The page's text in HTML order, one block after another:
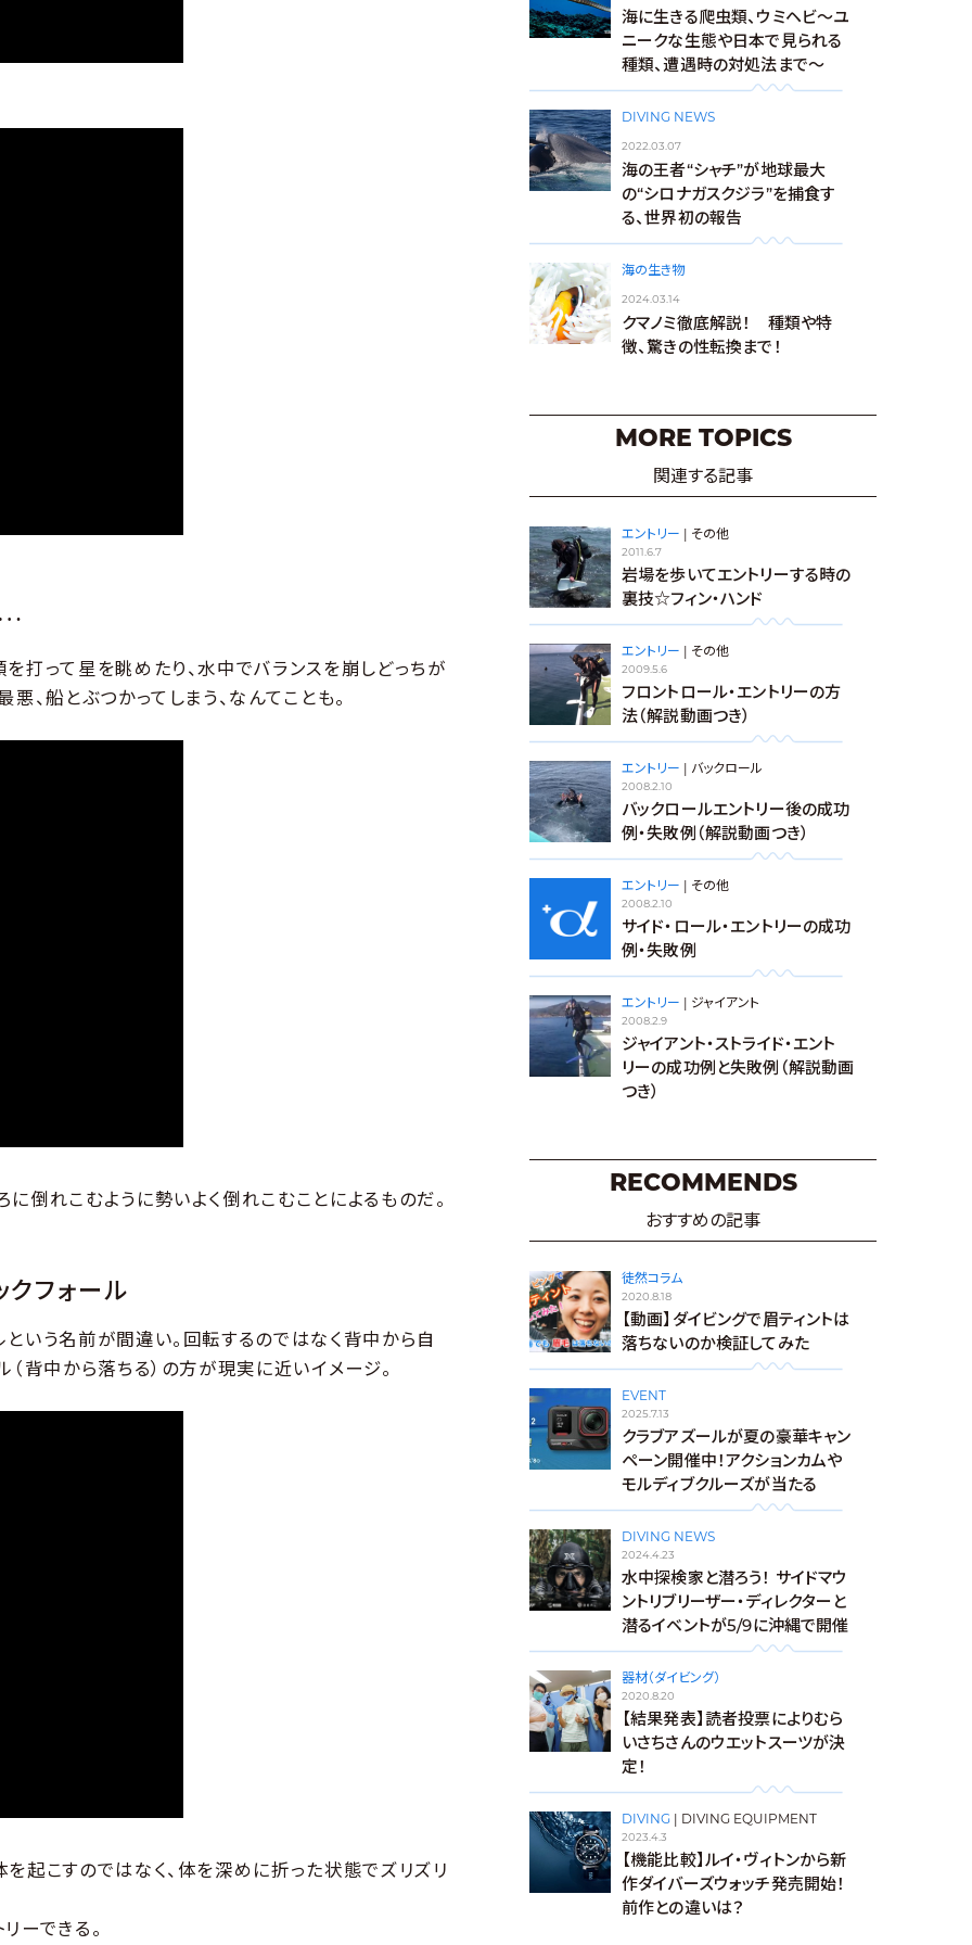
打って星を眺めたり、水中でバランスを崩しどっちが
、船とぶつかってしまう、なんてことも。
倒れこむように勢いよく倒れこむことによるものだ。
クフォール
いう名前が間違い。回転するのではなく背中から自
（背中から落ちる）の方が現実に近いイメージ。
起こすのではなく、体を深めに折った状態でズリズリ
ーできる。
海に生きる爬虫類、ウミヘビ～ユ
ニークな生態や日本で見られる
種類、遭遇時の対処法まで～
DIVING NEWS
2022.03.07
海の王者“シャチ”が地球最大
の“シロナガスクジラ”を捕食す
る、世界初の報告
海の生き物
2024.03.14
クマノミ徹底解説！ 種類や特
徴、驚きの性転換まで！
MORE TOPICS
関連する記事
エントリー | その他
2011.6.7
岩場を歩いてエントリーする時の
裏技☆フィン・ハンド
エントリー | その他
2009.5.6
フロントロール・エントリーの方
法（解説動画つき）
エントリー | バックロール
2008.2.10
バックロールエントリー後の成功
例・失敗例（解説動画つき）
エントリー | その他
2008.2.10
サイド・ロール・エントリーの成功
例・失敗例
エントリー | ジャイアント
2008.2.9
ジャイアント・ストライド・エント
リーの成功例と失敗例（解説動画
つき）
RECOMMENDS
おすすめの記事
徒然コラム
2020.8.18
【動画】ダイビングで眉ティントは
落ちないのか検証してみた
EVENT
2025.7.13
クラブアズールが夏の豪華キャン
ペーン開催中！アクションカムや
モルディブクルーズが当たる
DIVING NEWS
2024.4.23
水中探検家と潜ろう！ サイドマウ
ントリブリーザー・ディレクターと
潜るイベントが5/9に沖縄で開催
器材（ダイビング）
2020.8.20
【結果発表】読者投票によりむら
いさちさんのウエットスーツが決
定！
DIVING | DIVING EQUIPMENT
2023.4.3
【機能比較】ルイ・ヴィトンから新
作ダイバーズウォッチ発売開始！
前作との違いは？